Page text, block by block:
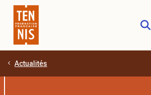
Aller au contenu principal
Actualités